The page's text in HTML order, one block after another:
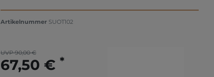
Artikelnummer SUOT102
UVP 90,00 €
67,50 € *